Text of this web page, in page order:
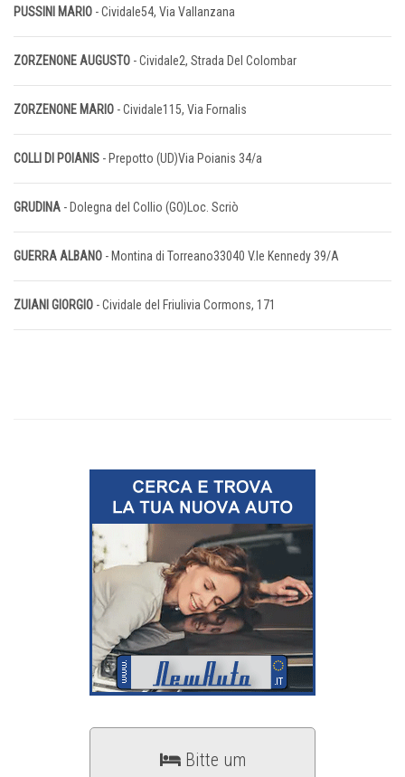
PUSSINI MARIO - Cividale54, Via Vallanzana
ZORZENONE AUGUSTO - Cividale2, Strada Del Colombar
ZORZENONE MARIO - Cividale115, Via Fornalis
COLLI DI POIANIS - Prepotto (UD)Via Poianis 34/a
GRUDINA - Dolegna del Collio (GO)Loc. Scriò
GUERRA ALBANO - Montina di Torreano33040 V.le Kennedy 39/A
ZUIANI GIORGIO - Cividale del Friulivia Cormons, 171
Bitte um